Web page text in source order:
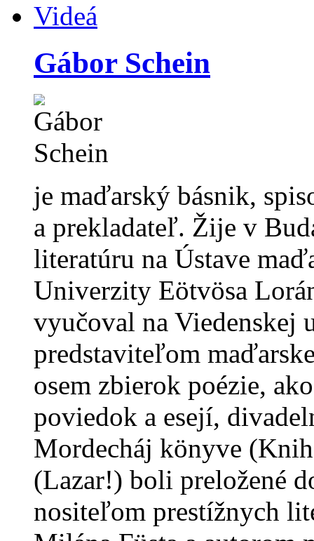
Videá
Gábor Schein
je maďarský básnik,
a prekladateľ. Žije v
literatúru na Ústave
Univerzity Eötvösa
vyučoval na Viedenskej
predstaviteľom
osem zbierok poézie,
poviedok a esejí,
Mordecháj könyve
(Lazar!) boli preložené
nositeľom prestížnych